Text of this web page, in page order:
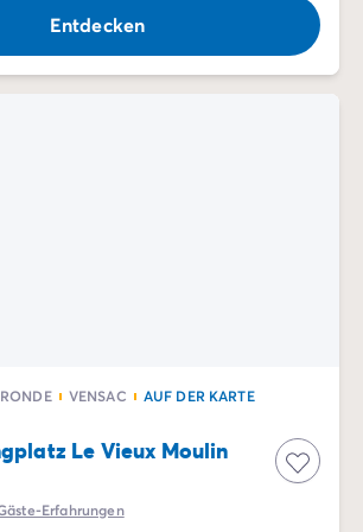
Entdecken
VENSAC
AUF DER KARTE
Le Vieux Moulin
Erfahrungen